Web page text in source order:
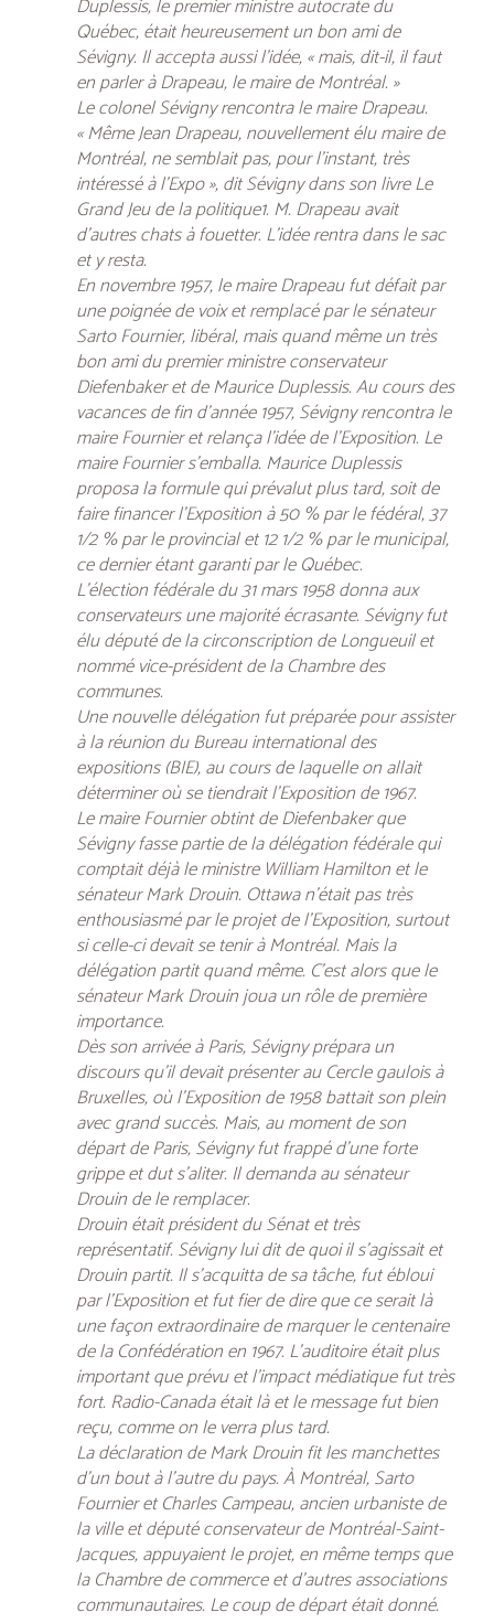
Duplessis, le premier ministre autocrate du
Québec, était heureusement un bon ami de
Sévigny. Il accepta aussi l’idée, « mais, dit-il, il faut
en parler à Drapeau, le maire de Montréal. »
Le colonel Sévigny rencontra le maire Drapeau.
« Même Jean Drapeau, nouvellement élu maire de
Montréal, ne semblait pas, pour l’instant, très
intéressé à l’Expo », dit Sévigny dans son livre Le
Grand Jeu de la politique1. M. Drapeau avait
d’autres chats à fouetter. L’idée rentra dans le sac
et y resta.
En novembre 1957, le maire Drapeau fut défait par
une poignée de voix et remplacé par le sénateur
Sarto Fournier, libéral, mais quand même un très
bon ami du premier ministre conservateur
Diefenbaker et de Maurice Duplessis. Au cours des
vacances de fin d’année 1957, Sévigny rencontra le
maire Fournier et relança l’idée de l’Exposition. Le
maire Fournier s’emballa. Maurice Duplessis
proposa la formule qui prévalut plus tard, soit de
faire financer l’Exposition à 50 % par le fédéral, 37
1/2 % par le provincial et 12 1/2 % par le municipal,
ce dernier étant garanti par le Québec.
L’élection fédérale du 31 mars 1958 donna aux
conservateurs une majorité écrasante. Sévigny fut
élu député de la circonscription de Longueuil et
nommé vice-président de la Chambre des
communes.
Une nouvelle délégation fut préparée pour assister
à la réunion du Bureau international des
expositions (BIE), au cours de laquelle on allait
déterminer où se tiendrait l’Exposition de 1967.
Le maire Fournier obtint de Diefenbaker que
Sévigny fasse partie de la délégation fédérale qui
comptait déjà le ministre William Hamilton et le
sénateur Mark Drouin. Ottawa n’était pas très
enthousiasmé par le projet de l’Exposition, surtout
si celle-ci devait se tenir à Montréal. Mais la
délégation partit quand même. C’est alors que le
sénateur Mark Drouin joua un rôle de première
importance.
Dès son arrivée à Paris, Sévigny prépara un
discours qu’il devait présenter au Cercle gaulois à
Bruxelles, où l’Exposition de 1958 battait son plein
avec grand succès. Mais, au moment de son
départ de Paris, Sévigny fut frappé d’une forte
grippe et dut s’aliter. Il demanda au sénateur
Drouin de le remplacer.
Drouin était président du Sénat et très
représentatif. Sévigny lui dit de quoi il s’agissait et
Drouin partit. Il s’acquitta de sa tâche, fut ébloui
par l’Exposition et fut fier de dire que ce serait là
une façon extraordinaire de marquer le centenaire
de la Confédération en 1967. L’auditoire était plus
important que prévu et l’impact médiatique fut très
fort. Radio-Canada était là et le message fut bien
reçu, comme on le verra plus tard.
La déclaration de Mark Drouin fit les manchettes
d’un bout à l’autre du pays. À Montréal, Sarto
Fournier et Charles Campeau, ancien urbaniste de
la ville et député conservateur de Montréal-Saint-
Jacques, appuyaient le projet, en même temps que
la Chambre de commerce et d’autres associations
communautaires. Le coup de départ était donné.